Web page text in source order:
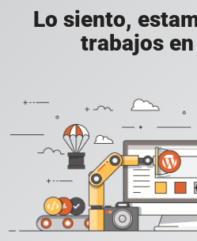
Lo siento,
trabajos